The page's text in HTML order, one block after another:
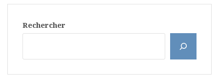
Rechercher